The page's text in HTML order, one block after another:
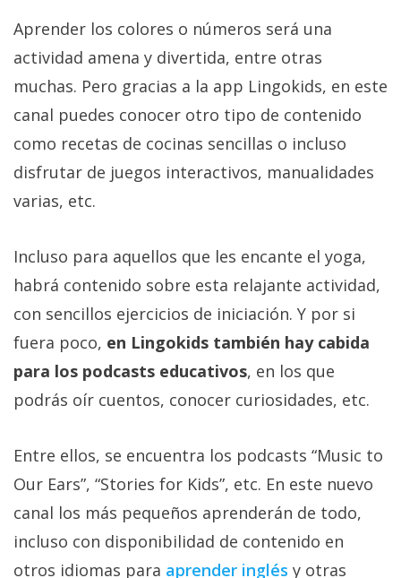
Aprender los colores o números será una
actividad amena y divertida, entre otras
muchas. Pero gracias a la app Lingokids, en este
canal puedes conocer otro tipo de contenido
como recetas de cocinas sencillas o incluso
disfrutar de juegos interactivos, manualidades
varias, etc.
Incluso para aquellos que les encante el yoga,
habrá contenido sobre esta relajante actividad,
con sencillos ejercicios de iniciación. Y por si
fuera poco, en Lingokids también hay cabida
para los podcasts educativos, en los que
podrás oír cuentos, conocer curiosidades, etc.
Entre ellos, se encuentra los podcasts “Music to
Our Ears”, “Stories for Kids”, etc. En este nuevo
canal los más pequeños aprenderán de todo,
incluso con disponibilidad de contenido en
otros idiomas para aprender inglés y otras